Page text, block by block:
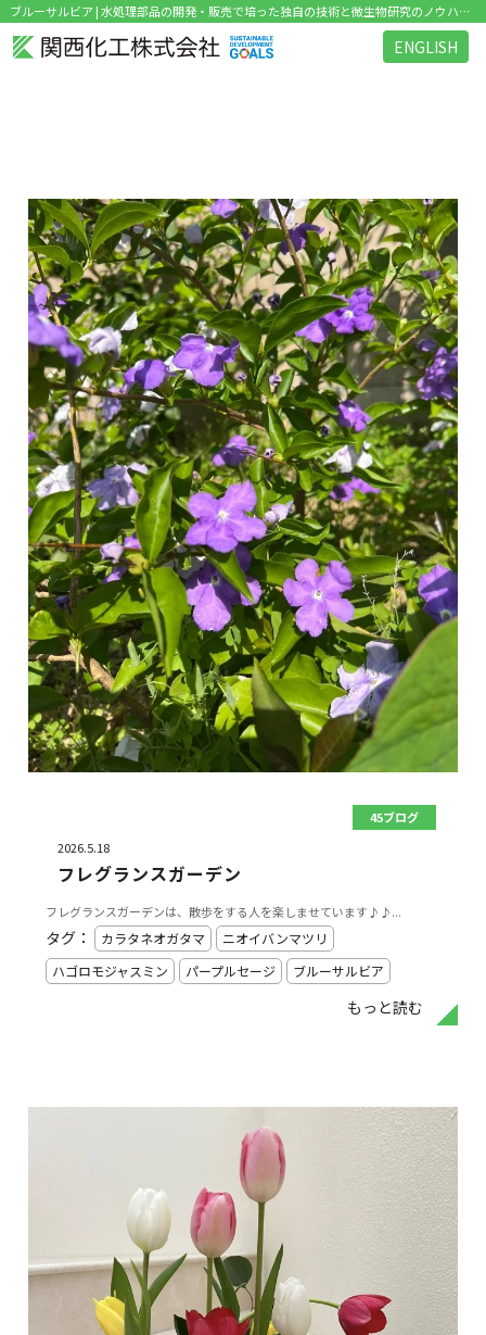
ブルーサルビア | 水処理部品の開発・販売で培った独自の技術と微生物研究のノウハウを活かした環境関連ビジネス を展開
ENGLISH
45ブログ
2026.5.18
フレグランスガーデン
フレグランスガーデンは、散歩をする人を楽しませています♪♪...
もっと読む
タグ： カラタネオガタマ
ニオイバンマツリ
ハゴロモジャスミン
パープルセージ ブルーサルビア